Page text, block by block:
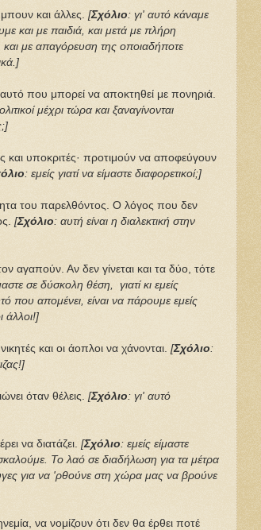
και άλλες. [Σχόλιο: γι' αυτό κάναμε
και με παιδιά, και μετά με πλήρη
με απαγόρευση της οποιαδήποτε
που μπορεί να αποκτηθεί με πονηριά.
μέχρι τώρα και ξαναγίνονται
και υποκριτές· προτιμούν να αποφεύγουν
: εμείς γιατί να είμαστε διαφορετικοί;]
του παρελθόντος. Ο λόγος που δεν
[Σχόλιο: αυτή είναι η διαλεκτική στην
αγαπούν. Αν δεν γίνεται και τα δύο, τότε
σε δύσκολη θέση, γιατί κι εμείς
που απομένει, είναι να πάρουμε εμείς
άλλοι!]
και οι άοπλοι να χάνονται. [Σχόλιο:
όταν θέλεις. [Σχόλιο: γι' αυτό
να διατάζει. [Σχόλιο: εμείς είμαστε
Το λαό σε διαδήλωση για τα μέτρα
για να 'ρθούνε στη χώρα μας να βρούνε
να νομίζουν ότι δεν θα έρθει ποτέ